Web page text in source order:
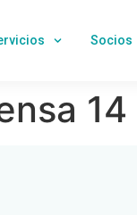
Socios